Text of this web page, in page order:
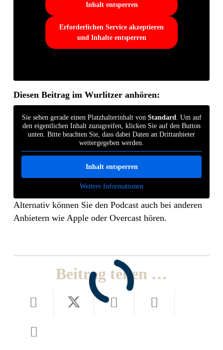
Inhalt entsperren
Erforderlichen Service akzeptieren
und Inhalte entsperren
Diesen Beitrag im Wurlitzer anhören:
Sie sehen gerade einen Platzhalterinhalt von Standard. Um auf
den eigentlichen Inhalt zuzugreifen, klicken Sie auf den Button
unten. Bitte beachten Sie, dass dabei Daten an Drittanbieter
weitergegeben werden.
Inhalt entsperren
Weitere Informationen
Alternativ können Sie den Podcast auch bei anderen
Anbietern wie Apple oder Overcast hören.
Beitrag teilen …